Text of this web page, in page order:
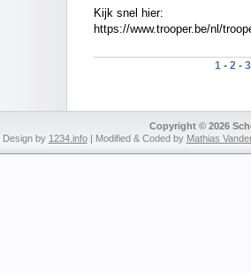
Kijk snel hier:
https://www.trooper.be/nl/
1- 2- 3
Copyright © 2026
Design by 1234.info| Modified & Coded by Mathias